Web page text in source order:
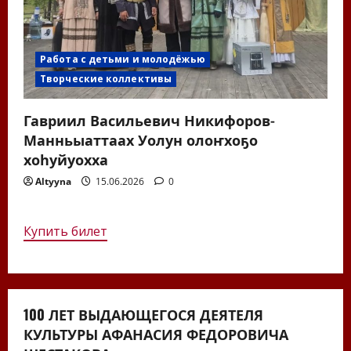
Работа с детьми и молодёжью
Творческие коллективы
Гавриил Васильевич Никифоров-
Манньыаттаах Уолун олоҥхоҕо
хоһуйуохха
Altyyna 15.06.2026 0
Купить билет
100 ЛЕТ ВЫДАЮЩЕГОСЯ ДЕЯТЕЛЯ
КУЛЬТУРЫ АФАНАСИЯ ФЕДОРОВИЧА